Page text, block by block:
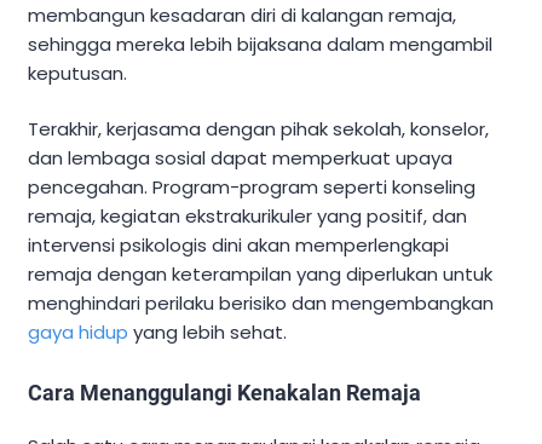
membangun kesadaran diri di kalangan remaja,
sehingga mereka lebih bijaksana dalam mengambil
keputusan.
Terakhir, kerjasama dengan pihak sekolah, konselor,
dan lembaga sosial dapat memperkuat upaya
pencegahan. Program-program seperti konseling
remaja, kegiatan ekstrakurikuler yang positif, dan
intervensi psikologis dini akan memperlengkapi
remaja dengan keterampilan yang diperlukan untuk
menghindari perilaku berisiko dan mengembangkan
gaya hidup yang lebih sehat.
Cara Menanggulangi Kenakalan Remaja